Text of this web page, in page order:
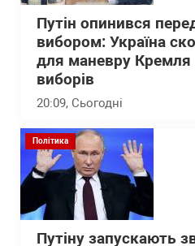
Путін опинився
вибором: Україна
для маневру Кремля
виборів
20:09, Сьогодні
Політика
Путіну запускають